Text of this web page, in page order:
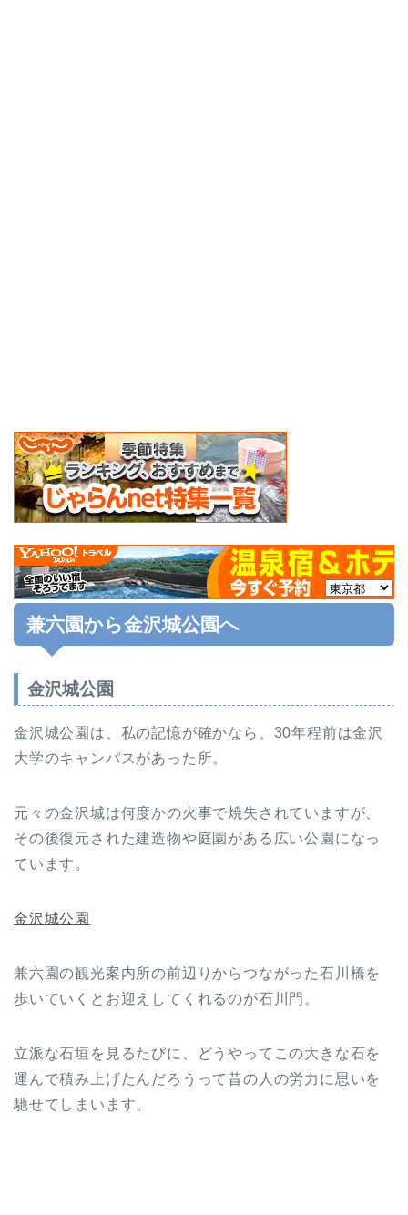
兼六園から金沢城公園へ
金沢城公園
金沢城公園は、私の記憶が確かなら、30年程前は金沢
大学のキャンパスがあった所。
元々の金沢城は何度かの火事で焼失されていますが、
その後復元された建造物や庭園がある広い公園になっ
ています。
金沢城公園
兼六園の観光案内所の前辺りからつながった石川橋を
歩いていくとお迎えしてくれるのが石川門。
立派な石垣を見るたびに、どうやってこの大きな石を
運んで積み上げたんだろうって昔の人の労力に思いを
馳せてしまいます。